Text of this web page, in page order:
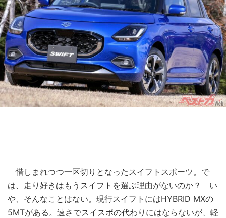
惜しまれつつ一区切りとなったスイフトスポーツ。で
は、走り好きはもうスイフトを選ぶ理由がないのか？ い
や、そんなことはない。現行スイフトにはHYBRID MXの
5MTがある。速さでスイスポの代わりにはならないが、軽